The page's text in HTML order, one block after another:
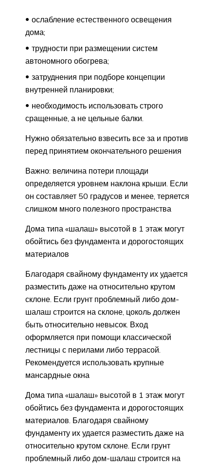
ослабление естественного освещения
дома;
трудности при размещении систем
автономного обогрева;
затруднения при подборе концепции
внутренней планировки;
необходимость использовать строго
сращенные, а не цельные балки.
Нужно обязательно взвесить все за и против
перед принятием окончательного решения
Важно: величина потери площади
определяется уровнем наклона крыши. Если
он составляет 50 градусов и менее, теряется
слишком много полезного пространства
Дома типа «шалаш» высотой в 1 этаж могут
обойтись без фундамента и дорогостоящих
материалов
Благодаря свайному фундаменту их удается
разместить даже на относительно крутом
склоне. Если грунт проблемный либо дом-
шалаш строится на склоне, цоколь должен
быть относительно невысок. Вход
оформляется при помощи классической
лестницы с перилами либо террасой.
Рекомендуется использовать крупные
мансардные окна
Дома типа «шалаш» высотой в 1 этаж могут
обойтись без фундамента и дорогостоящих
материалов. Благодаря свайному
фундаменту их удается разместить даже на
относительно крутом склоне. Если грунт
проблемный либо дом-шалаш строится на